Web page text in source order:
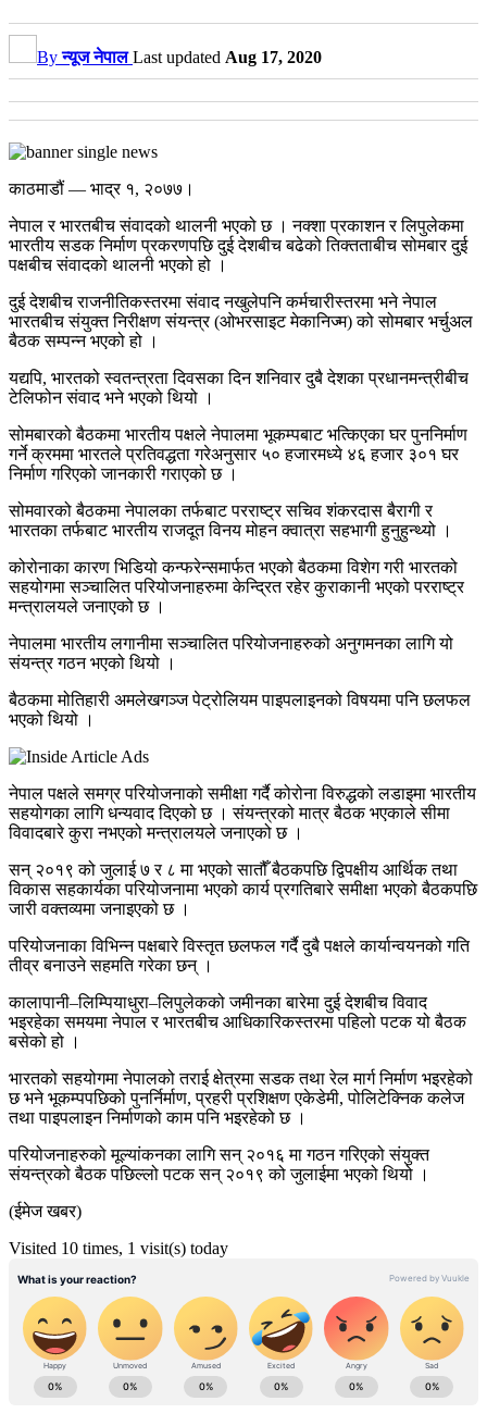
Byन्यूज नेपाल Last updated Aug 17, 2020
काठमाडौं — भाद्र १, २०७७।
नेपाल र भारतबीच संवादको थालनी भएको छ । नक्शा प्रकाशन र लिपुलेकमा
भारतीय सडक निर्माण प्रकरणपछि दुई देशबीच बढेको तिक्तताबीच सोमबार दुई
पक्षबीच संवादको थालनी भएको हो ।
दुई देशबीच राजनीतिकस्तरमा संवाद नखुलेपनि कर्मचारीस्तरमा भने नेपाल
भारतबीच संयुक्त निरीक्षण संयन्त्र (ओभरसाइट मेकानिज्म) को सोमबार भर्चुअल
बैठक सम्पन्न भएको हो ।
यद्यपि, भारतको स्वतन्त्रता दिवसका दिन शनिवार दुबै देशका प्रधानमन्त्रीबीच
टेलिफोन संवाद भने भएको थियो ।
सोमबारको बैठकमा भारतीय पक्षले नेपालमा भूकम्पबाट भत्किएका घर पुननिर्माण
गर्ने क्रममा भारतले प्रतिवद्धता गरेअनुसार ५० हजारमध्ये ४६ हजार ३०१ घर
निर्माण गरिएको जानकारी गराएको छ ।
सोमवारको बैठकमा नेपालका तर्फबाट परराष्ट्र सचिव शंकरदास बैरागी र
भारतका तर्फबाट भारतीय राजदूत विनय मोहन क्वात्रा सहभागी हुनुहुन्थ्यो ।
कोरोनाका कारण भिडियो कन्फरेन्समार्फत भएको बैठकमा विशेग गरी भारतको
सहयोगमा सञ्चालित परियोजनाहरुमा केन्द्रित रहेर कुराकानी भएको परराष्ट्र
मन्त्रालयले जनाएको छ ।
नेपालमा भारतीय लगानीमा सञ्चालित परियोजनाहरुको अनुगमनका लागि यो
संयन्त्र गठन भएको थियो ।
बैठकमा मोतिहारी अमलेखगञ्ज पेट्रोलियम पाइपलाइनको विषयमा पनि छलफल
भएको थियो ।
नेपाल पक्षले समग्र परियोजनाको समीक्षा गर्दै कोरोना विरुद्धको लडाइमा भारतीय
सहयोगका लागि धन्यवाद दिएको छ । संयन्त्रको मात्र बैठक भएकाले सीमा
विवादबारे कुरा नभएको मन्त्रालयले जनाएको छ ।
सन् २०१९ को जुलाई ७ र ८ मा भएको सातौँ बैठकपछि द्विपक्षीय आर्थिक तथा
विकास सहकार्यका परियोजनामा भएको कार्य प्रगतिबारे समीक्षा भएको बैठकपछि
जारी वक्तव्यमा जनाइएको छ ।
परियोजनाका विभिन्न पक्षबारे विस्तृत छलफल गर्दै दुबै पक्षले कार्यान्वयनको गति
तीव्र बनाउने सहमति गरेका छन् ।
कालापानी–लिम्पियाधुरा–लिपुलेकको जमीनका बारेमा दुई देशबीच विवाद
भइरहेका समयमा नेपाल र भारतबीच आधिकारिकस्तरमा पहिलो पटक यो बैठक
बसेको हो ।
भारतको सहयोगमा नेपालको तराई क्षेत्रमा सडक तथा रेल मार्ग निर्माण भइरहेको
छ भने भूकम्पपछिको पुनर्निर्माण, प्रहरी प्रशिक्षण एकेडेमी, पोलिटेक्निक कलेज
तथा पाइपलाइन निर्माणको काम पनि भइरहेको छ ।
परियोजनाहरुको मूल्यांकनका लागि सन् २०१६ मा गठन गरिएको संयुक्त
संयन्त्रको बैठक पछिल्लो पटक सन् २०१९ को जुलाईमा भएको थियो ।
(ईमेज खबर)
Visited 10 times, 1 visit(s) today